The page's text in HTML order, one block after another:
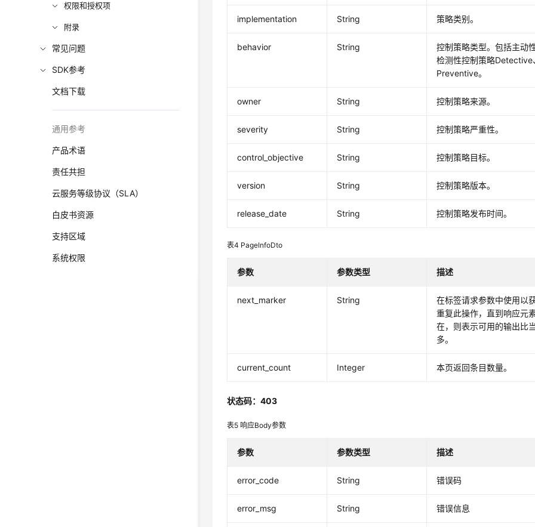
权限和授权项
附录
常见问题
SDK参考
文档下载
通用参考
产品术语
责任共担
云服务等级协议（SLA）
白皮书资源
支持区域
系统权限
implementation String 策略类别。
behavior String
控制策略类型。包括主动
检测性控制策略Detective
Preventive。
owner String 控制策略来源。
severity String 控制策略严重性。
control_objective String 控制策略目标。
version String 控制策略版本。
release_date String 控制策略发布时间。
表4 PageInfoDto
参数 参数类型 描述
next_marker String
在标签请求参数中使用以
重复此操作，直到响应元
在，则表示可用的输出比
多。
current_count Integer 本页返回条目数量。
状态码：403
表5响应Body参数
参数 参数类型 描述
error_code String 错误码
error_msg String 错误信息